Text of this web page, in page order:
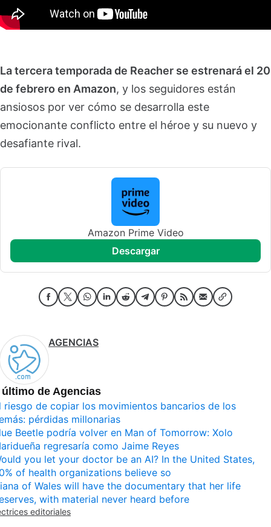
La tercera temporada de Reacher se estrenará el 20
de febrero en Amazon, y los seguidores están
ansiosos por ver cómo se desarrolla este
emocionante conflicto entre el héroe y su nuevo y
desafiante rival.
Amazon Prime Video
descargar
AGENCIAS
de Agencias
riesgo de copiar los movimientos bancarios de los
pérdidas millonarias
Beetle podría volver en Man of Tomorrow: Xolo
regresaría como Jaime Reyes
you let your doctor be an AI? In the United States,
of health organizations believe so
of Wales will have the documentary that her life
with material never heard before
editoriales